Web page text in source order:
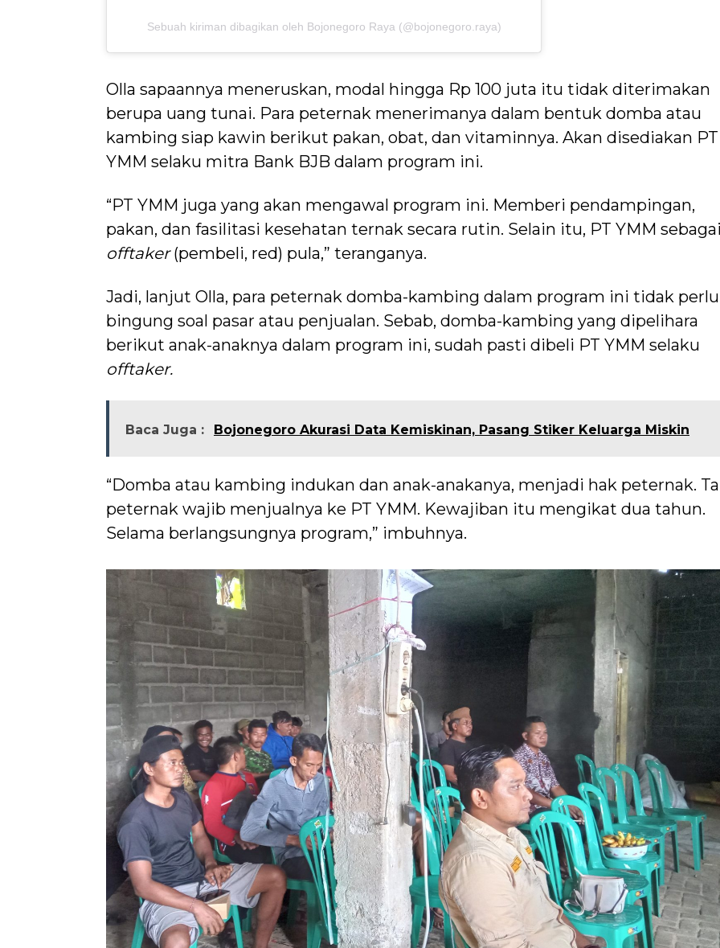
Sebuah kiriman dibagikan oleh Bojonegoro Raya (@bojonegoro.raya)
Olla sapaannya meneruskan, modal hingga Rp 100 juta itu tidak diterimakan
berupa uang tunai. Para peternak menerimanya dalam bentuk domba atau
kambing siap kawin berikut pakan, obat, dan vitaminnya. Akan disediakan PT
YMM selaku mitra Bank BJB dalam program ini.
“PT YMM juga yang akan mengawal program ini. Memberi pendampingan,
pakan, dan fasilitasi kesehatan ternak secara rutin. Selain itu, PT YMM
offtaker(pembeli, red) pula,” teranganya.
Jadi, lanjut Olla, para peternak domba-kambing dalam program ini tidak perlu
bingung soal pasar atau penjualan. Sebab, domba-kambing yang dipelihara
berikut anak-anaknya dalam program ini, sudah pasti dibeli PT YMM selaku
offtaker.
Baca Juga : Bojonegoro Akurasi Data Kemiskinan, Pasang Stiker Keluarga Miskin
“Domba atau kambing indukan dan anak-anakanya, menjadi hak peternak.
peternak wajib menjualnya ke PT YMM. Kewajiban itu mengikat dua tahun.
Selama berlangsungnya program,” imbuhnya.